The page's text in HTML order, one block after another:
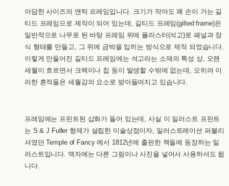
아담한 사이즈의 앤틱 프레임입니다. 크기가 작아도 꽤 손이 가는 길
티드 프레임으로 제작이 되어 있는데, 길티드 프레임(gilted frame)은
일반적으로 나무로 된 바탕 프레임 위에 플라스터(석고)로 패널과 장
식 형태를 만들고, 그 위에 금박을 입히는 방식으로 제작 되었습니다.
이렇게 만들어진 길티드 프레임에는 석고라는 소재의 특성 상, 오랜
세월이 흐르면서 크랙이나 칩 등이 발생할 수밖에 없는데, 오히려 이
러한 흔적들은 세월감의 요소로 받아들여지고 있습니다.
프레임에는 프린트된 삽화가 들어 있는데, 사실 이 일러스트 프린트
는 S & J Fuller 형제가 설립한 미술상점이자, 일러스트레이션 퍼블리
셔였던 Temple of Fancy 에서 1812년에 출판한 책들에 등장하는 일
러스트입니다. 액자에는 다른 그림이나 사진을 넣어서 사용하셔도 됩
니다.